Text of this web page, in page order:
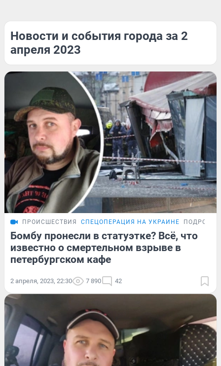
Новости и события города за 2
апреля 2023
ПРОИСШЕСТВИЯ СПЕЦОПЕРАЦИЯ НА УКРАИНЕ
Бомбу пронесли в статуэтке? Всё, что
известно о смертельном взрыве в
петербургском кафе
2 апреля, 2023, 22:30 7 890 42